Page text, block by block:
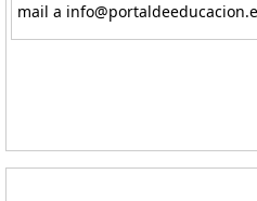
mail a